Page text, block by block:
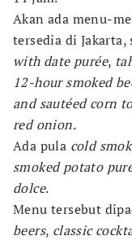
Akan ada menu-
tersedia di Jakarta,
with date purée,
12-hour smoked
and sautéed corn
red onion.
Ada pula cold
smoked potato
dolce.
Menu tersebut
beers, classic